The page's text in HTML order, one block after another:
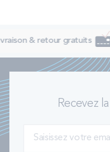
& retour gratuits
Recevez la